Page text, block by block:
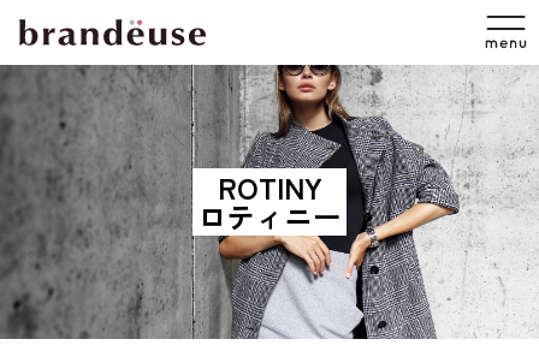
ROTINY
ロティニー